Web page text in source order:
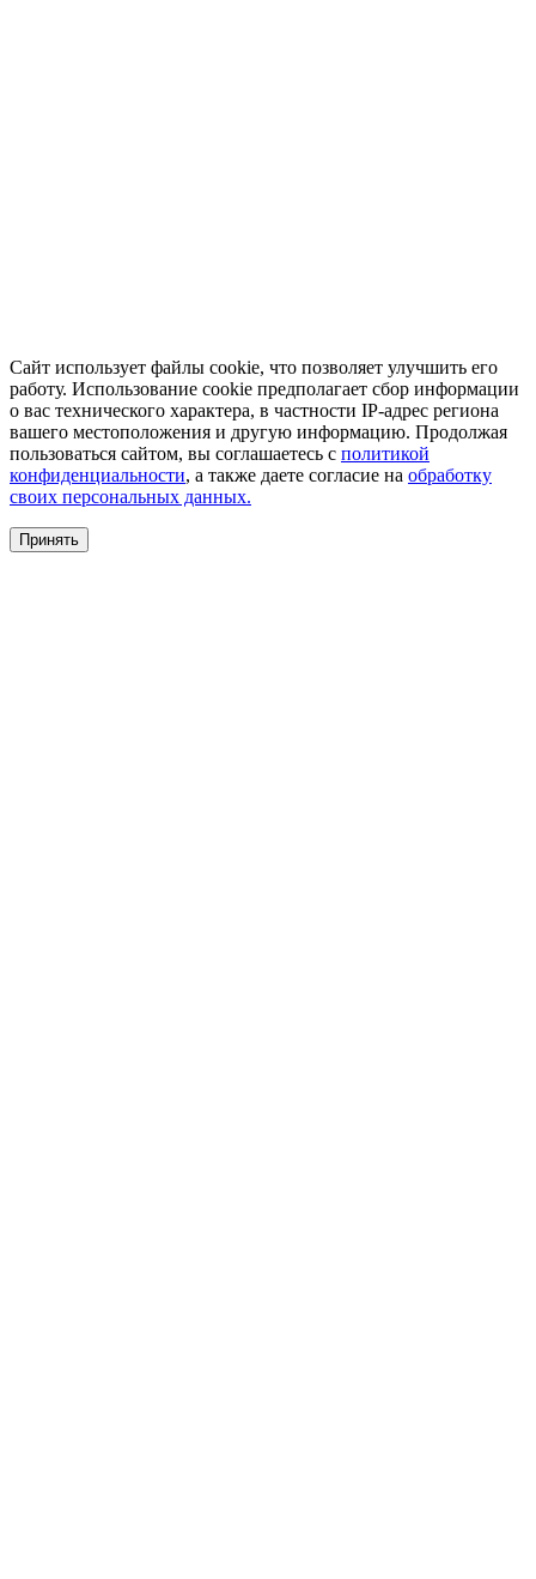
Сайт использует файлы cookie, что позволяет улучшить его
работу. Использование cookie предполагает сбор информации
о вас технического характера, в частности IP-адрес региона
вашего местоположения и другую информацию. Продолжая
пользоваться сайтом, вы соглашаетесь с политикой
конфиденциальности, а также даете согласие на обработку
своих персональных данных.
Принять